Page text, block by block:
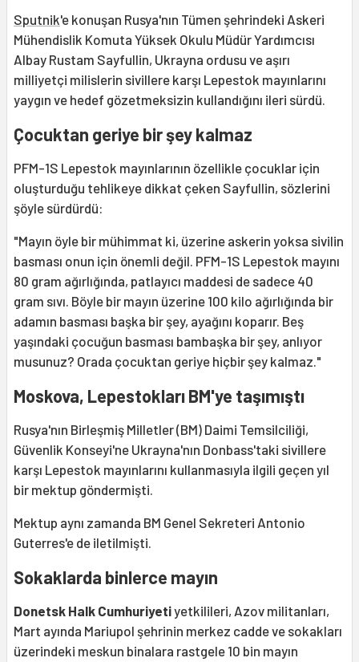
Sputnik'e konuşan Rusya'nın Tümen şehrindeki Askeri
Mühendislik Komuta Yüksek Okulu Müdür Yardımcısı
Albay Rustam Sayfullin, Ukrayna ordusu ve aşırı
milliyetçi milislerin sivillere karşı Lepestok mayınlarını
yaygın ve hedef gözetmeksizin kullandığını ileri sürdü.
Çocuktan geriye bir şey kalmaz
PFM-1S Lepestok mayınlarının özellikle çocuklar için
oluşturduğu tehlikeye dikkat çeken Sayfullin, sözlerini
şöyle sürdürdü:
"Mayın öyle bir mühimmat ki, üzerine askerin yoksa sivilin
basması onun için önemli değil. PFM-1S Lepestok mayını
80 gram ağırlığında, patlayıcı maddesi de sadece 40
gram sıvı. Böyle bir mayın üzerine 100 kilo ağırlığında bir
adamın basması başka bir şey, ayağını koparır. Beş
yaşındaki çocuğun basması bambaşka bir şey, anlıyor
musunuz? Orada çocuktan geriye hiçbir şey kalmaz."
Moskova, Lepestokları BM'ye taşımıştı
Rusya'nın Birleşmiş Milletler (BM) Daimi Temsilciliği,
Güvenlik Konseyi'ne Ukrayna'nın Donbass'taki sivillere
karşı Lepestok mayınlarını kullanmasıyla ilgili geçen yıl
bir mektup göndermişti.
Mektup aynı zamanda BM Genel Sekreteri Antonio
Guterres'e de iletilmişti.
Sokaklarda binlerce mayın
Donetsk Halk Cumhuriyetiyetkilileri, Azov militanları,
Mart ayında Mariupol şehrinin merkez cadde ve sokakları
üzerindeki meskun binalara rastgele 10 bin mayın